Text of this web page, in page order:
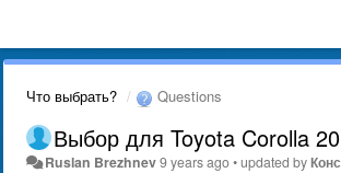
Что выбрать? Questions
Выбор для Toyota Corolla
Ruslan Brezhnev9 years ago•updated by